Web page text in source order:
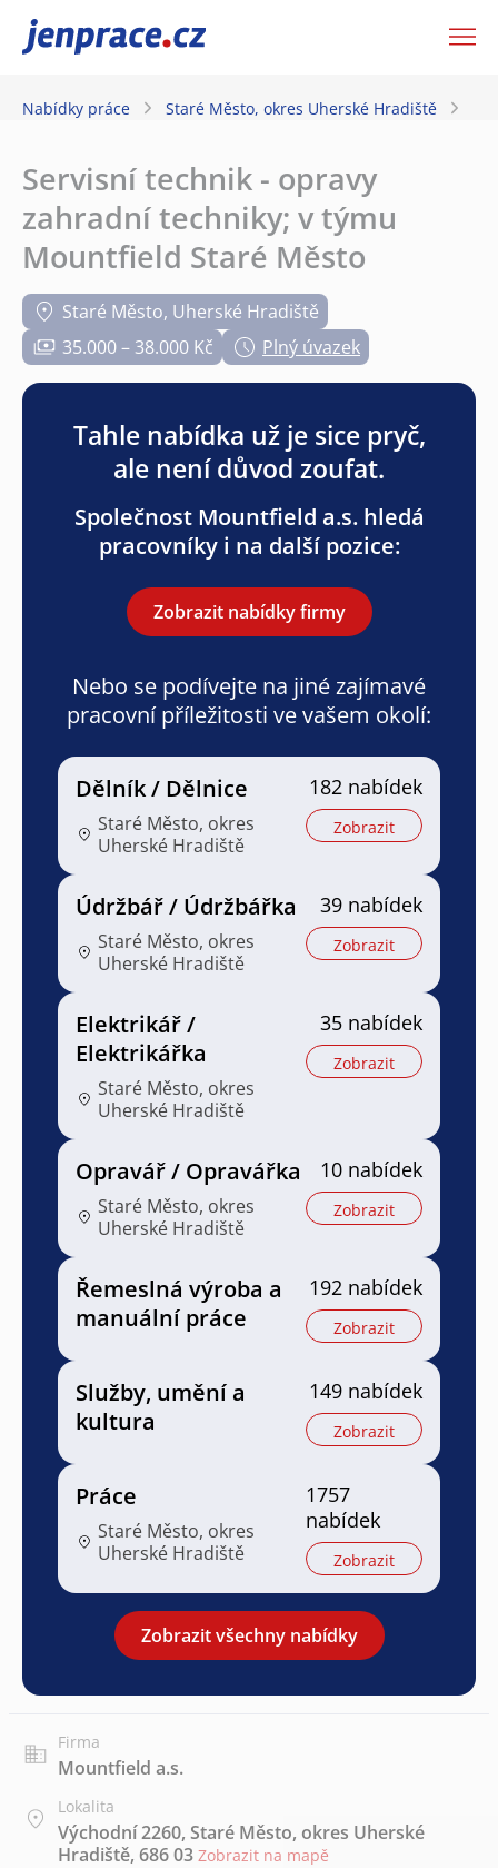
JenPráce.cz
Nabídky práce Staré Město, okres Uherské Hradiště
Servisní technik - opravy
zahradní techniky; v týmu
Mountfield Staré Město
Staré Město, Uherské Hradiště
35.000 – 38.000 Kč
Plný úvazek
Tahle nabídka už je sice pryč,
ale není důvod zoufat.
Společnost Mountfield a.s. hledá
pracovníky i na další pozice:
Zobrazit nabídky firmy
Nebo se podívejte na jiné zajímavé
pracovní příležitosti ve vašem okolí:
Dělník / Dělnice
Staré Město, okres
Uherské Hradiště
182 nabídek
Zobrazit
Údržbář / Údržbářka
Staré Město, okres
Uherské Hradiště
39 nabídek
Zobrazit
Elektrikář /
Elektrikářka
Staré Město, okres
Uherské Hradiště
35 nabídek
Zobrazit
Opravář / Opravářka
Staré Město, okres
Uherské Hradiště
10 nabídek
Zobrazit
Řemeslná výroba a
manuální práce
192 nabídek
Zobrazit
Služby, umění a
kultura
149 nabídek
Zobrazit
Práce
Staré Město, okres
Uherské Hradiště
1757
nabídek
Zobrazit
Zobrazit všechny nabídky
Firma
Mountfield a.s.
Lokalita
Východní 2260, Staré Město, okres Uherské
Hradiště, 686 03 Zobrazit na mapě